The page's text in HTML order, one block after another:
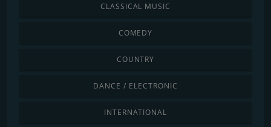
CLASSICAL MUSIC
COMEDY
COUNTRY
DANCE / ELECTRONIC
INTERNATIONAL